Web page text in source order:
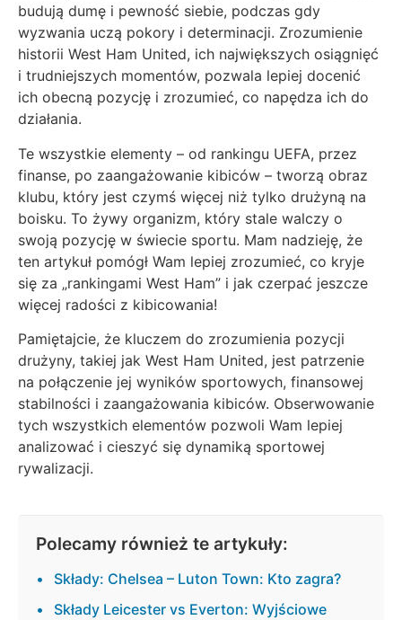
budują dumę i pewność siebie, podczas gdy
wyzwania uczą pokory i determinacji. Zrozumienie
historii West Ham United, ich największych osiągnięć
i trudniejszych momentów, pozwala lepiej docenić
ich obecną pozycję i zrozumieć, co napędza ich do
działania.
Te wszystkie elementy – od rankingu UEFA, przez
finanse, po zaangażowanie kibiców – tworzą obraz
klubu, który jest czymś więcej niż tylko drużyną na
boisku. To żywy organizm, który stale walczy o
swoją pozycję w świecie sportu. Mam nadzieję, że
ten artykuł pomógł Wam lepiej zrozumieć, co kryje
się za „rankingami West Ham” i jak czerpać jeszcze
więcej radości z kibicowania!
Pamiętajcie, że kluczem do zrozumienia pozycji
drużyny, takiej jak West Ham United, jest patrzenie
na połączenie jej wyników sportowych, finansowej
stabilności i zaangażowania kibiców. Obserwowanie
tych wszystkich elementów pozwoli Wam lepiej
analizować i cieszyć się dynamiką sportowej
rywalizacji.
Polecamy również te artykuły:
Składy: Chelsea – Luton Town: Kto zagra?
Składy Leicester vs Everton: Wyjściowe